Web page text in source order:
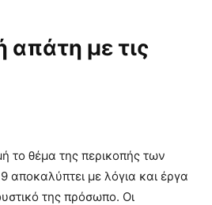
απάτη με τις
το θέμα της περικοπής των
αποκαλύπτει με λόγια και έργα
της πρόσωπο. Οι